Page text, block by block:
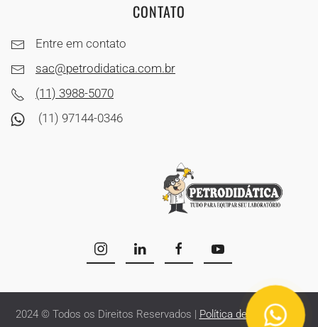
CONTATO
Entre em contato
sac@petrodidatica.com.br
(11) 3988-5070
(11) 97144-0346
2024 © Todos os Direitos Reservados | Política de Privacidade